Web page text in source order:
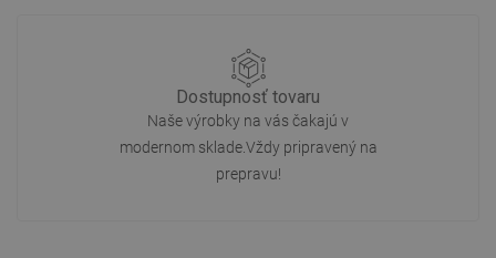
Dostupnosť tovaru
Naše výrobky na vás čakajú v
modernom sklade.Vždy pripravený na
prepravu!